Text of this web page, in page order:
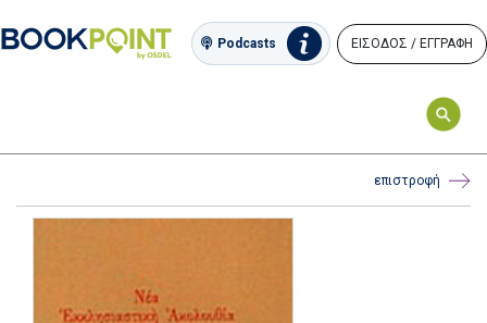
Podcasts ΕΙΣΟΔΟΣ / ΕΓΓΡΑΦΗ
επιστροφή